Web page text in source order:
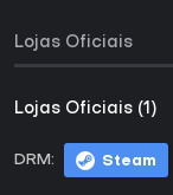
Lojas Oficiais
Lojas Oficiais (1)
DRM: Steam